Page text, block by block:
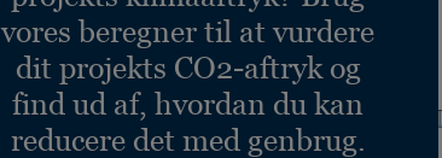
vores beregner til at vurdere
dit projekts CO2-aftryk og
find ud af, hvordan du kan
reducere det med genbrug.